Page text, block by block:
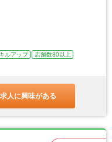
ルアップ
店舗数30以上
人に興味がある